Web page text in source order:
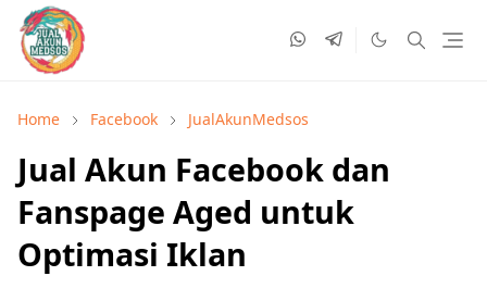
Home Facebook JualAkunMedsos
Jual Akun Facebook dan
Fanspage Aged untuk
Optimasi Iklan